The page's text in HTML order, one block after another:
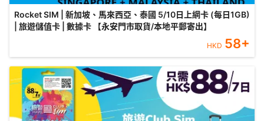
Rocket SIM | 新加坡、馬來西亞、泰國 5/10日上網卡 (每日1GB)
| 旅遊儲值卡 | 數據卡 【永安門市取貨/本地平郵寄出】
HKD 58+